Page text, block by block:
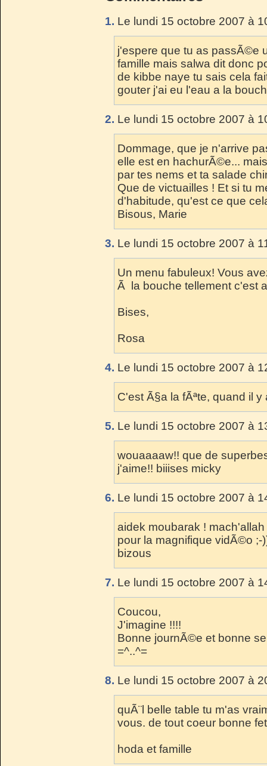
1. Le lundi 15 octobre 2007 à
j'espere que tu as passÃ©e
famille mais salwa dit donc
de kibbe naye tu sais cela
gouter j'ai eu l'eau a la
2. Le lundi 15 octobre 2007 à
Dommage, que je n'arrive
elle est en hachurÃ©e...
par tes nems et ta salade
Que de victuailles ! Et si tu
d'habitude, qu'est ce que
Bisous, Marie
3. Le lundi 15 octobre 2007 à
Un menu fabuleux! Vous
Ã la bouche tellement c'est
Bises,
Rosa
4. Le lundi 15 octobre 2007 à
C'est Ã§a la fÃªte, quand il y
5. Le lundi 15 octobre 2007 à
wouaaaaw!! que de
j'aime!! biiises micky
6. Le lundi 15 octobre 2007 à
aidek moubarak !
pour la magnifique vidÃ©o ;-
bizous
7. Le lundi 15 octobre 2007 à
Coucou,
J'imagine !!!!
Bonne journÃ©e et bonne
=^..^=
8. Le lundi 15 octobre 2007 à
quÃ¨l belle table tu m'as
vous. de tout coeur bonne
hoda et famille